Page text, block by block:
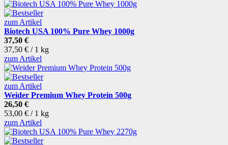
zum Artikel
Biotech USA 100% Pure Whey 1000g
37,50 €
37,50 € / 1 kg
zum Artikel
zum Artikel
Weider Premium Whey Protein 500g
26,50 €
53,00 € / 1 kg
zum Artikel